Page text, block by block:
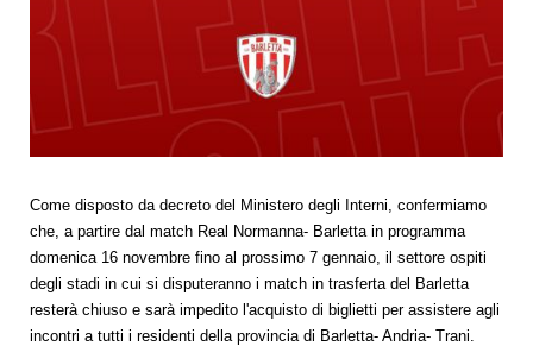
Come disposto da decreto del Ministero degli Interni, confermiamo
che, a partire dal match Real Normanna- Barletta in programma
domenica 16 novembre fino al prossimo 7 gennaio, il settore ospiti
degli stadi in cui si disputeranno i match in trasferta del Barletta
resterà chiuso e sarà impedito l'acquisto di biglietti per assistere agli
incontri a tutti i residenti della provincia di Barletta- Andria- Trani.